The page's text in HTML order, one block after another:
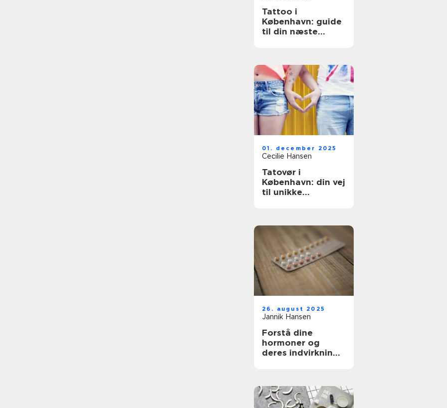
Tattoo i
København: guide
til din næste
01. december 2025
Cecilie Hansen
Tatovør i
København: din vej
til unikke
26. august 2025
Jannik Hansen
Forstå dine
hormoner og
deres indvirkning